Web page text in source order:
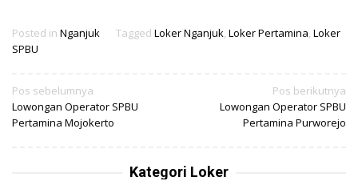
Posted in Nganjuk Tagged Loker Nganjuk, Loker Pertamina, Loker
SPBU
Navigasi
pos
Pos sebelumnya
Lowongan Operator SPBU
Pertamina Mojokerto
Pos berikutnya
Lowongan Operator SPBU
Pertamina Purworejo
Kategori Loker